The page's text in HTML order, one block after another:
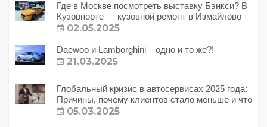
Где в Москве посмотреть выставку Бэнкси? В
Кузовпорте — кузовной ремонт в Измайлово
02.05.2025
Daewoo и Lamborghini – одно и то же?!
21.03.2025
Глобальный кризис в автосервисах 2025 года:
Причины, почему клиентов стало меньше и что
с этим делать?
05.03.2025